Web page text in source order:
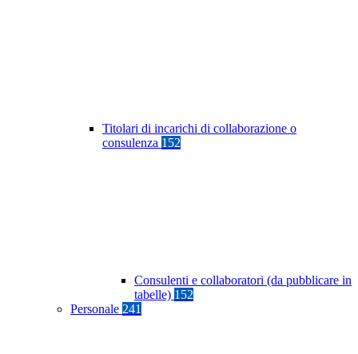
Titolari di incarichi di collaborazione o
consulenza 152
Consulenti e collaboratori (da pubblicare in
tabelle) 152
Personale 241